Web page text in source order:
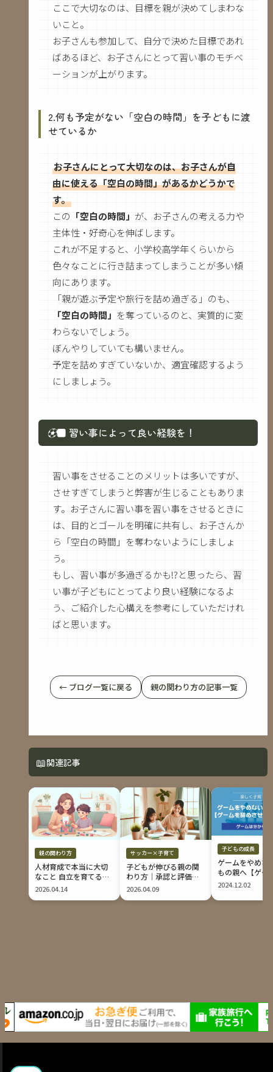
ここで大切なのは、目標を親が決めてしまわな
いこと。
お子さんも参加して、自分で決めた目標であれ
ばあるほど、お子さんにとって習い事のモチベ
ーションが上がります。
2.何も予定がない「空白の時間」を子どもに渡
せているか
お子さんにとって大切なのは、お子さんが自
由に使える「空白の時間」があるかどうかで
す。
この 「空白の時間」 が、お子さんの考える力や
主体性・好奇心を伸ばします。
これが不足すると、小学校高学年くらいから
色々なことに行き詰まってしまうことが多い傾
向にあります。
「親が遊ぶ予定や旅行を詰め過ぎる」のも、
「空白の時間」 を奪っているのと、実質的に変
わらないでしょう。
ぼんやりしていても構いません。
予定を詰めすぎていないか、適宜確認するよう
にしましょう。
⚽■ 習い事によって良い経験を！
習い事をさせることのメリットは多いですが、
させすぎてしまうと弊害が生じることもありま
す。お子さんに習い事を習い事をさせるときに
は、目的とゴールを明確に共有し、お子さんか
ら「空白の時間」を奪わないようにしましょ
う。
もし、習い事が多過ぎるかも!?と思ったら、習
い事が子どもにとってより良い経験になるよ
う、ご紹介した心構えを参考にしていただけれ
ばと思います。
← ブログ一覧に戻る 親の関わり方の記事一覧
📖関連記事
親の関わり方
人材育成で本当に大切
なこと 自立を育てる指
導の軸
2026.04.14
サッカー×子育て
子どもが伸びる親の関
わり方｜承認と評価で
育つ力
2026.04.09
子どもの成長
ゲームをやめな
もの親へ【ゲー
めさせる禁断の
2024.12.02